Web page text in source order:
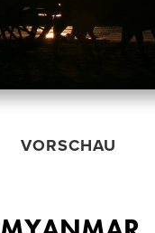
VORSCHAU